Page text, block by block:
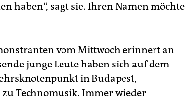
haben“, sagt sie. Ihren Namen möchte
vom Mittwoch erinnert an
junge Leute haben sich auf dem
in Budapest,
Technomusik. Immer wieder